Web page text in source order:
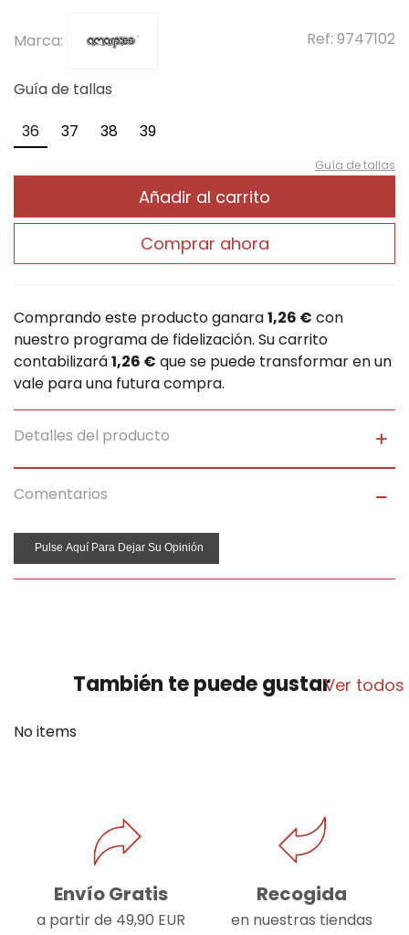
Marca: Ref: 9747102
Guía de tallas
36
37 38 39
Guía de tallas
Añadir al carrito
Comprar ahora
Comprando este producto ganara1,26 € con
nuestro programa de fidelización. Su carrito
contabilizará1,26 € que se puede transformar en un
vale para una futura compra.
Detalles del producto
Comentarios
Pulse Aquí Para Dejar Su Opinión
También te puede gustarVer todos
No items
Envío Gratis
a partir de 49,90 EUR
Recogida
en nuestras tiendas